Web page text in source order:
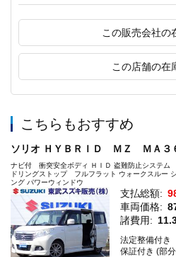
この販売会社の
この店舗の在
こちらもおすすめ
ソリオ ＨＹＢＲＩＤ ＭＺ ＭＡ
ナビ付 衝突安全ボディ ＨＩＤ 盗難防止システム
ドリングストップ フルフラット ウォークスルー
ング パワーウィンドウ
支払総額:
車両価格:
諸費用:
法定整備付き
保証付き (部